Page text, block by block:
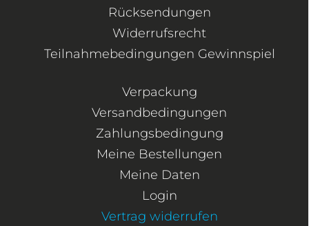
Rücksendungen
Widerrufsrecht
Teilnahmebedingungen Gewinnspiel
Verpackung
Versandbedingungen
Zahlungsbedingung
Meine Bestellungen
Meine Daten
Login
Vertrag widerrufen